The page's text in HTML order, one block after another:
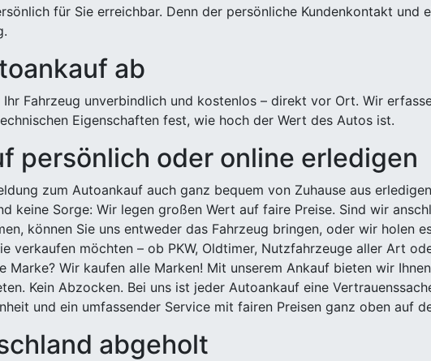
für Sie erreichbar. Denn der persönliche Kundenkontakt und
ab
Fahrzeug unverbindlich und kostenlos – direkt vor Ort. Wir
Eigenschaften fest, wie hoch der Wert des Autos ist.
persönlich oder online erledigen
zum Autoankauf auch ganz bequem von Zuhause aus
keine Sorge: Wir legen großen Wert auf faire Preise. Sind wir
können Sie uns entweder das Fahrzeug bringen, oder wir holen
verkaufen möchten – ob PKW, Oldtimer, Nutzfahrzeuge aller Art
Marke? Wir kaufen alle Marken! Mit unserem Ankauf bieten wir
Kein Abzocken. Bei uns ist jeder Autoankauf eine
und ein umfassender Service mit fairen Preisen ganz oben auf
abgeholt